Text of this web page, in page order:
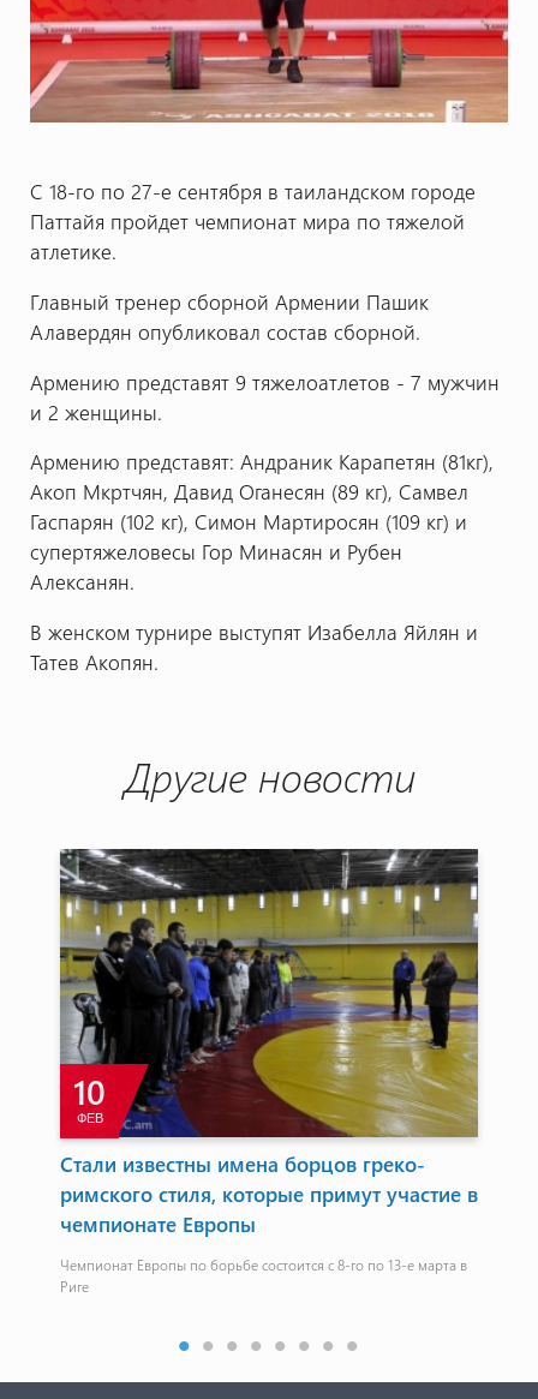
С 18-го по 27-е сентября в таиландском городе
Паттайя пройдет чемпионат мира по тяжелой
атлетике.
Главный тренер сборной Армении Пашик
Алавердян опубликовал состав сборной.
Армению представят 9 тяжелоатлетов - 7 мужчин
и 2 женщины.
Армению представят: Андраник Карапетян (81кг),
Акоп Мкртчян, Давид Оганесян (89 кг), Самвел
Гаспарян (102 кг), Симон Мартиросян (109 кг) и
супертяжеловесы Гор Минасян и Рубен
Алексанян.
В женском турнире выступят Изабелла Яйлян и
Татев Акопян.
Другие новости
10
ФЕВ
Стали известны имена борцов греко-
римского стиля, которые примут участие в
чемпионате Европы
Чемпионат Европы по борьбе состоится с 8-го по 13-е марта в
Риге